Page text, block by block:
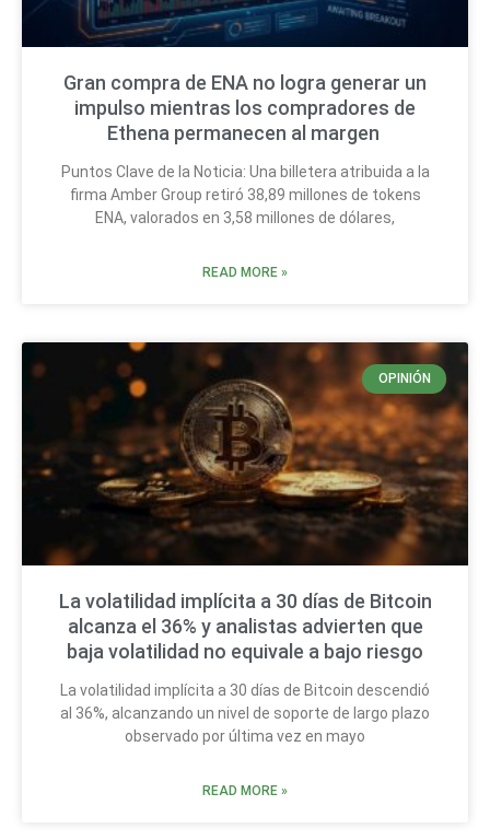
Gran compra de ENA no logra generar un
impulso mientras los compradores de
Ethena permanecen al margen
Puntos Clave de la Noticia: Una billetera atribuida a la
firma Amber Group retiró 38,89 millones de tokens
ENA, valorados en 3,58 millones de dólares,
READ MORE »
OPINIÓN
La volatilidad implícita a 30 días de Bitcoin
alcanza el 36% y analistas advierten que
baja volatilidad no equivale a bajo riesgo
La volatilidad implícita a 30 días de Bitcoin descendió
al 36%, alcanzando un nivel de soporte de largo plazo
observado por última vez en mayo
READ MORE »